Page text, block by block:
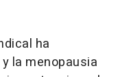
ha
la menopausia